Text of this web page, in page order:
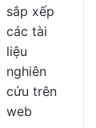
sắp xếp
các tài
liệu
nghiên
cứu trên
web